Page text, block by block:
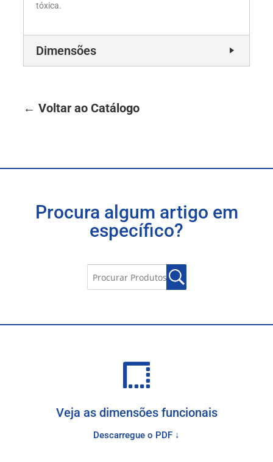
tóxica.
Dimensões
← Voltar ao Catálogo
Procura algum artigo em
específico?
Veja as dimensões funcionais
Descarregue o PDF ↓